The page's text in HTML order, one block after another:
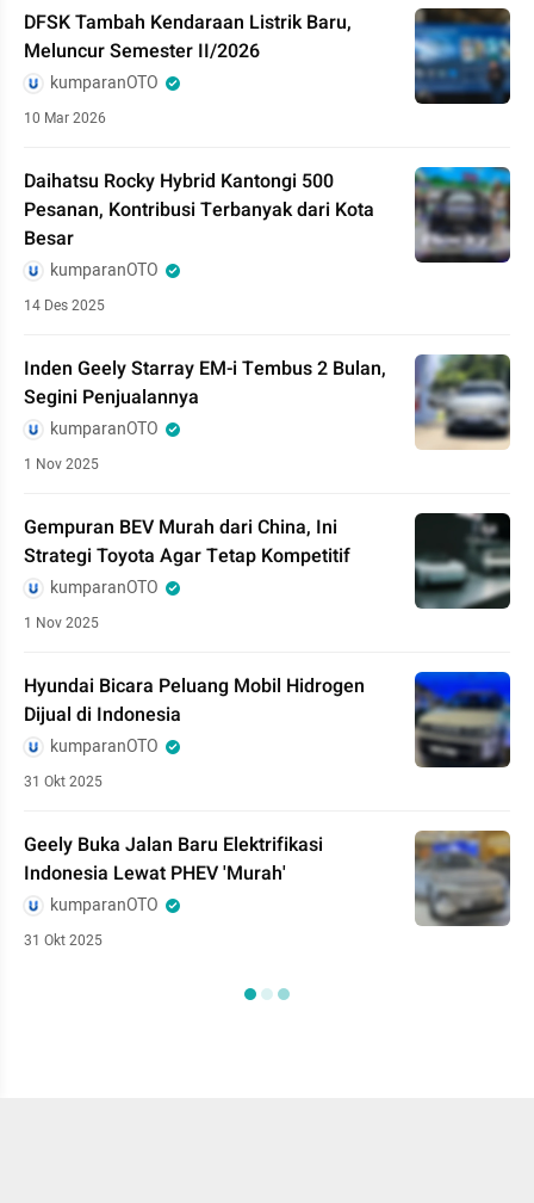
DFSK Tambah Kendaraan Listrik Baru,
Meluncur Semester II/2026
kumparanOTO
10 Mar 2026
Daihatsu Rocky Hybrid Kantongi 500
Pesanan, Kontribusi Terbanyak dari Kota
Besar
kumparanOTO
14 Des 2025
Inden Geely Starray EM-i Tembus 2 Bulan,
Segini Penjualannya
kumparanOTO
1 Nov 2025
Gempuran BEV Murah dari China, Ini
Strategi Toyota Agar Tetap Kompetitif
kumparanOTO
1 Nov 2025
Hyundai Bicara Peluang Mobil Hidrogen
Dijual di Indonesia
kumparanOTO
31 Okt 2025
Geely Buka Jalan Baru Elektrifikasi
Indonesia Lewat PHEV 'Murah'
kumparanOTO
31 Okt 2025